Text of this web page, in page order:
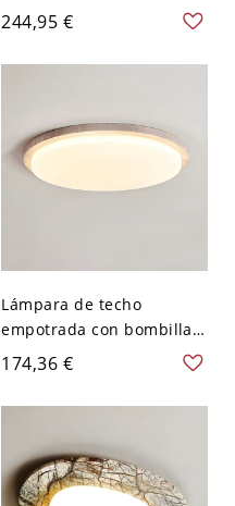
moderna con pantalla de
vidrio para uso
residencial - Color natural
244,95 €
Lámpara de techo
empotrada con bombillas
LED de círculo de piedra y
pantalla blanca para
decoración de hogar
26,67 cm
174,36 €